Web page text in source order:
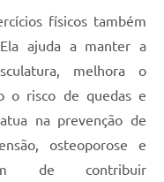
físicos também
ajuda a manter a
melhora o
o risco de quedas e
na prevenção de
osteoporose e
de contribuir